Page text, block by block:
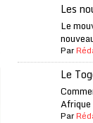
ans
A LA UNE
Les
Le
Par
Le
Par